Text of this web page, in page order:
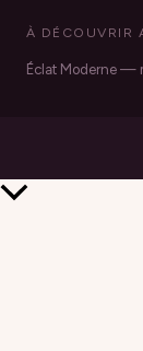
À DÉCOUVRIR
Éclat Moderne —